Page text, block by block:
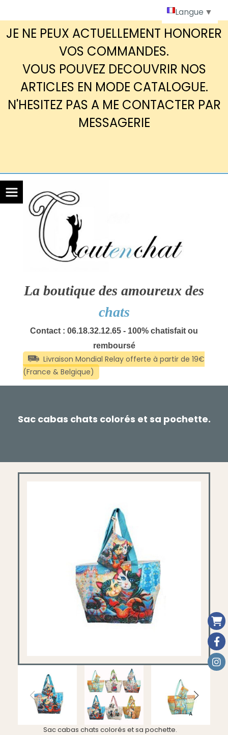
JE NE PEUX ACTUELLEMENT HONORER
VOS COMMANDES.
VOUS POUVEZ DECOUVRIR NOS
ARTICLES EN MODE CATALOGUE.
N'HESITEZ PAS A ME CONTACTER PAR
MESSAGERIE
La boutique des amoureux des
chats
Contact : 06.18.32.12.65 - 100% chatisfait ou
remboursé
Sac cabas chats colorés et sa pochette.
Sac cabas chats colorés et sa pochette.
Langue ▼